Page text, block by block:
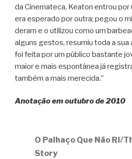
da Cinemateca, Keaton entrou por
era esperado por outra; pegou o
deram e o utilizou como um
alguns gestos, resumiu toda a sua
foi feita por um público bastante
maior e mais espontânea já
também a mais merecida.”
Anotação em outubro de 2010
O Palhaço Que Não Ri/
Story